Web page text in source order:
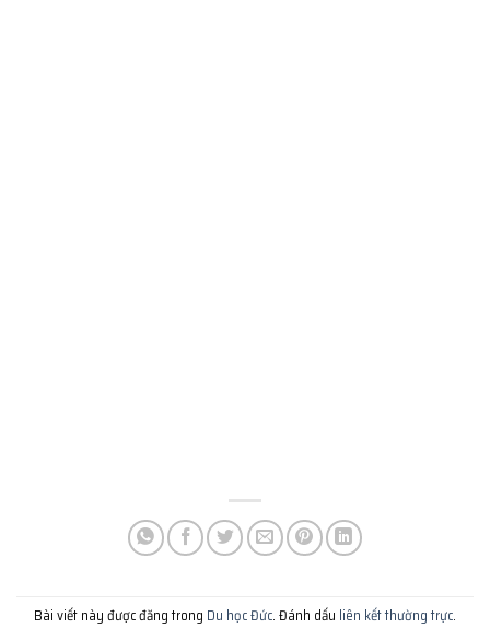
Bài viết này được đăng trong Du học Đức. Đánh dấu liên kết thường trực.